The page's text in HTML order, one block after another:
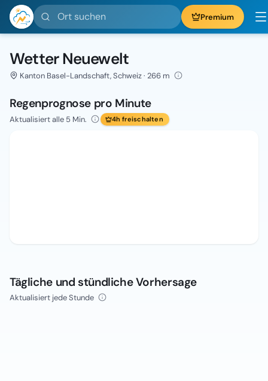
Ort suchen Premium
Wetter Neuewelt
Kanton Basel-Landschaft, Schweiz · 266 m
Regenprognose pro Minute
Aktualisiert alle 5 Min. 4h freischalten
Tägliche und stündliche Vorhersage
Aktualisiert jede Stunde